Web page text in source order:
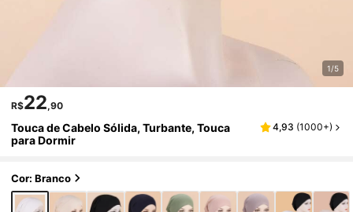
1/5
R$22,90
Touca de Cabelo Sólida, Turbante, Touca
para Dormir
4,93 (1000+)
Cor: Branco